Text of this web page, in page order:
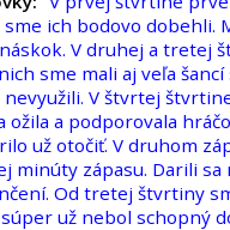
ich bodovo dobehli.
V druhej a tretej
sme mali aj veľa
V štvrtej
ožila a podporovala
už otočiť. V druhom
minúty zápasu. Darili
Od tretej štvrtiny
už nebol schopný